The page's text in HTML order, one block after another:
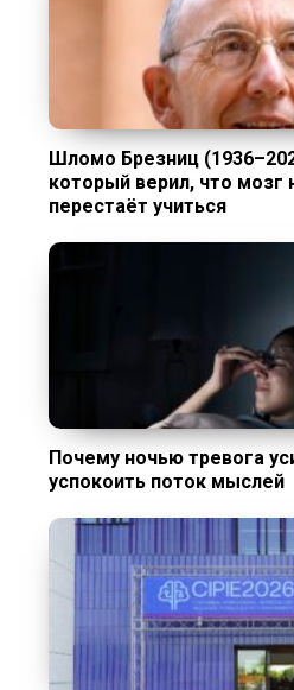
Шломо Брезниц
который верил, что мозг
перестаёт учиться
Почему ночью тревога
успокоить поток мыслей